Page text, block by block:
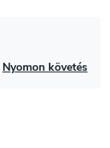
Nyomon követés